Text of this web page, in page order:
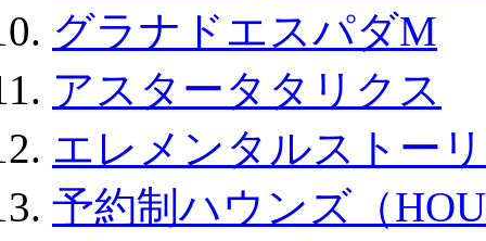
グラナドエスパダM
アスタータタリクス
エレメンタルストー
予約制ハウンズ（